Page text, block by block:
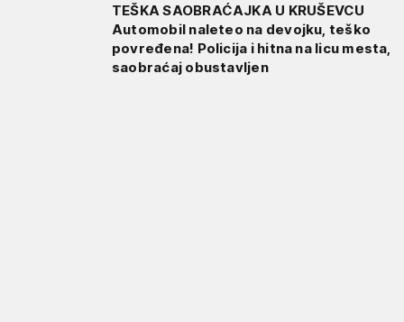
TEŠKA SAOBRAĆAJKA U KRUŠEVCU
Automobil naleteo na devojku, teško
povređena! Policija i hitna na licu mesta,
saobraćaj obustavljen